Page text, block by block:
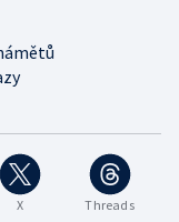
X Threads